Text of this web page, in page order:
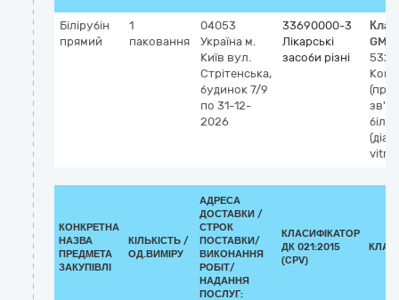
Білірубін
прямий
1
паковання
04053
Україна м.
Київ вул.
Стрітенська,
будинок 7/9
по 31-12-
2026
33690000-3
Лікарські
засоби різні
КОНКРЕТНА
НАЗВА
ПРЕДМЕТА
ЗАКУПІВЛІ
КІЛЬКІСТЬ /
ОД.ВИМІРУ
АДРЕСА
ДОСТАВКИ /
СТРОК
ПОСТАВКИ/
ВИКОНАННЯ
РОБІТ/
НАДАННЯ
ПОСЛУГ:
КЛАСИФІКАТОР
ДК 021:2015
(CPV)